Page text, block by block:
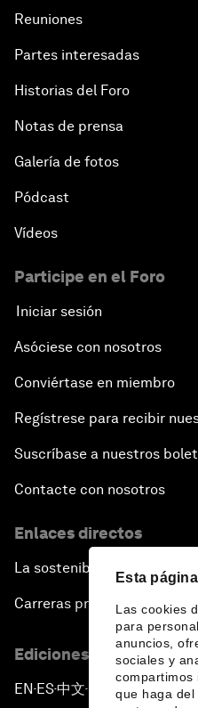
Esta
Las cookies
para
anuncios,
sociales y
compartimos
que haga
Reuniones
Partes interesadas
Historias del Foro
Notas de prensa
Galería de fotos
Pódcast
Vídeos
Participe en el Foro
Iniciar sesión
Asóciese con nosotros
Conviértase en miembro
Regístrese para recibir
Suscríbase a nuestros
Contacte con nosotros
Enlaces directos
La sostenibilidad en el Foro
Carreras profesionales
Ediciones en otros
EN ▪ ES▪中文▪ 日本語